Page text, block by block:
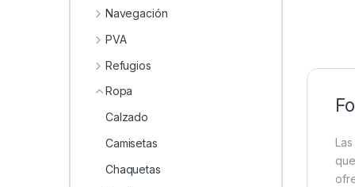
Las
Navegación
PVA
Refugios
Ropa
Calzado
Camisetas
Chaquetas